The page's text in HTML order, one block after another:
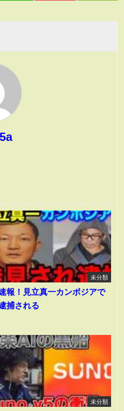
未分類
報！見立真一カンボジアで
捕される
未分類